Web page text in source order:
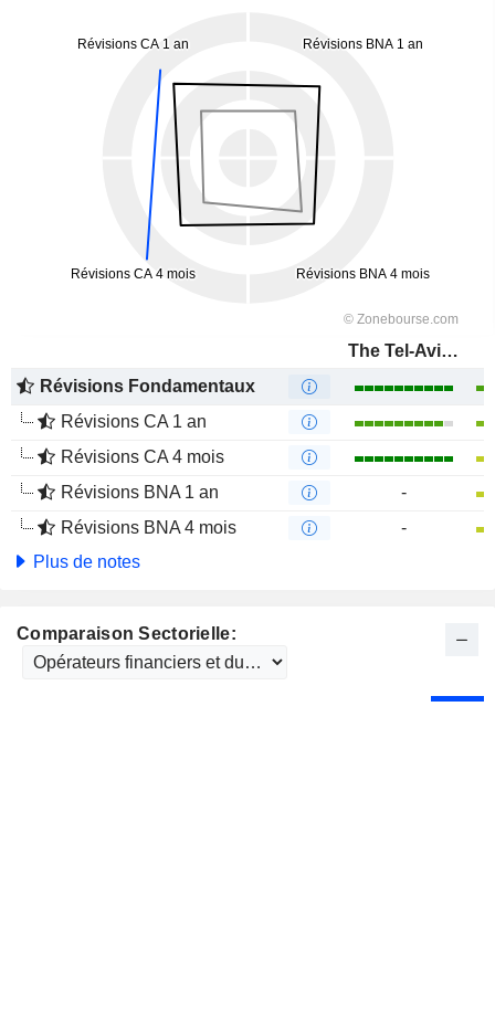
The Tel-Aviv Stock Exchange Ltd.
Révisions Fondamentaux
Révisions CA 1 an
Révisions CA 4 mois
Révisions BNA 1 an
-
Révisions BNA 4 mois
-
Plus de notes
Comparaison Sectorielle: